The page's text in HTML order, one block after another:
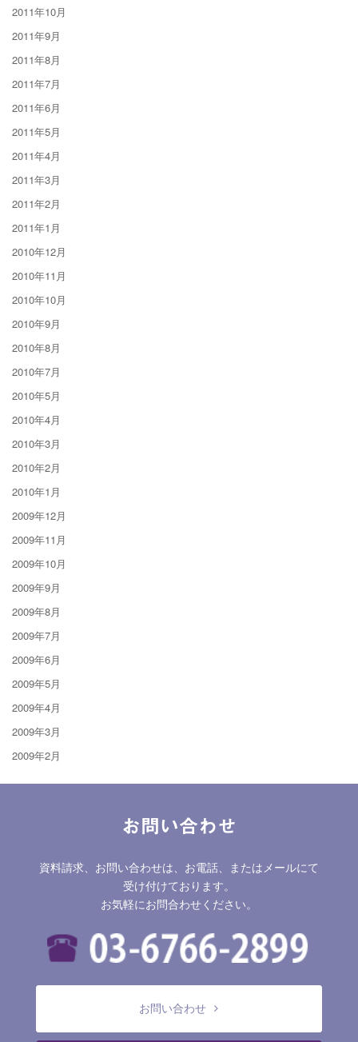
2011年10月
2011年9月
2011年8月
2011年7月
2011年6月
2011年5月
2011年4月
2011年3月
2011年2月
2011年1月
2010年12月
2010年11月
2010年10月
2010年9月
2010年8月
2010年7月
2010年5月
2010年4月
2010年3月
2010年2月
2010年1月
2009年12月
2009年11月
2009年10月
2009年9月
2009年8月
2009年7月
2009年6月
2009年5月
2009年4月
2009年3月
2009年2月
お問い合わせ
資料請求、お問い合わせは、お電話、またはメールにて
受け付けております。
お気軽にお問合わせください。
お問い合わせ